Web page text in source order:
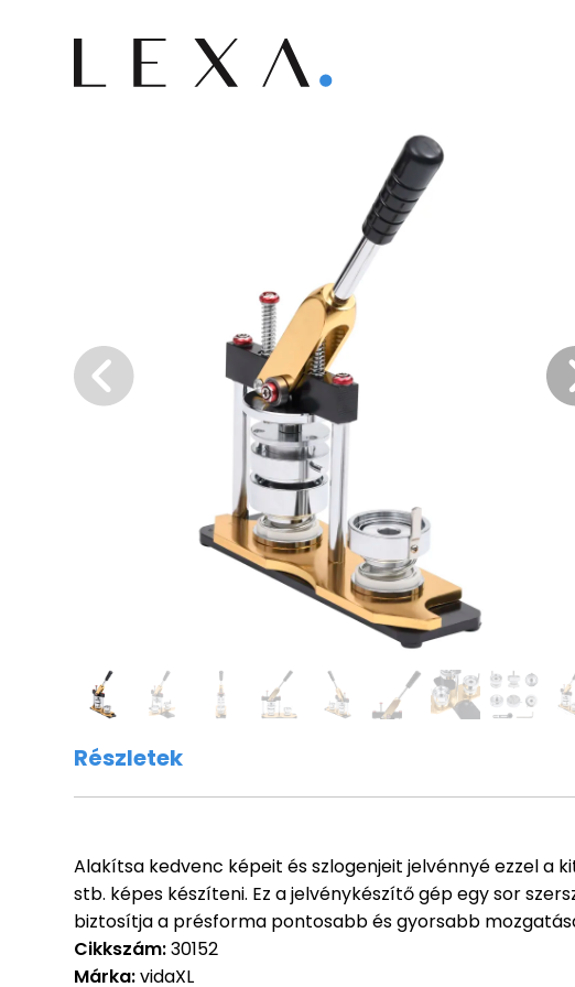
Részletek
Alakítsa kedvenc képeit és szlogenjeit jelvénnyé ezzel
stb. képes készíteni. Ez a jelvénykészítő gép egy sor
biztosítja a présforma pontosabb és gyorsabb
Cikkszám:30152
Márka:vidaXL